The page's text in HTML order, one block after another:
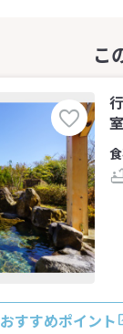
おすすめポイント